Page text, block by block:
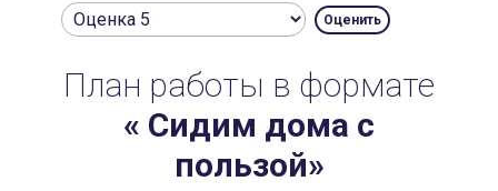
0/5
Пожалуйста,
План работы в формате
« Сидим дома с
пользой»